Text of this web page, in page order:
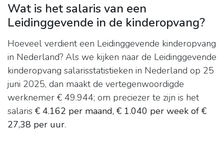
Wat is het salaris van een
Leidinggevende in de kinderopvang?
Hoeveel verdient een Leidinggevende kinderopvang
in Nederland? Als we kijken naar de Leidinggevende
kinderopvang salarisstatistieken in Nederland op 25
juni 2025, dan maakt de vertegenwoordigde
werknemer € 49.944; om preciezer te zijn is het
salaris € 4.162 per maand, € 1.040 per week of €
27,38 per uur.